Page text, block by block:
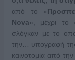
από το «
Nova», μέχρι το
σλόγκαν με το
την… υπογραφή της
καινοτομία από